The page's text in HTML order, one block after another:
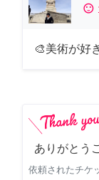
sentiment_satisfied
🎨美術が好
ありがとう
依頼されたチケ